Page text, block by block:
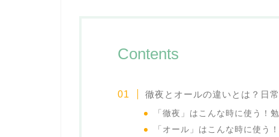
Contents
徹夜とオールの違いとは？日
「徹夜」はこんな時に使う！
「オール」はこんな時に使う